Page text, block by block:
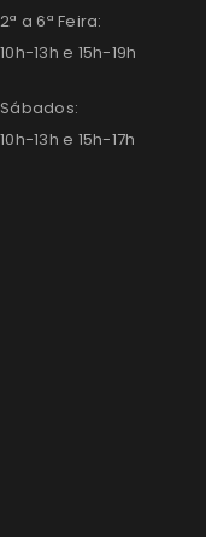
2ª a 6ª Feira:
10h-13h e 15h-19h
Sábados:
10h-13h e 15h-17h